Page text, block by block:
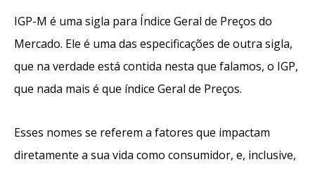
IGP-M é uma sigla para Índice Geral de Preços do
Mercado. Ele é uma das especificações de outra sigla,
que na verdade está contida nesta que falamos, o IGP,
que nada mais é que índice Geral de Preços.
Esses nomes se referem a fatores que impactam
diretamente a sua vida como consumidor, e, inclusive,